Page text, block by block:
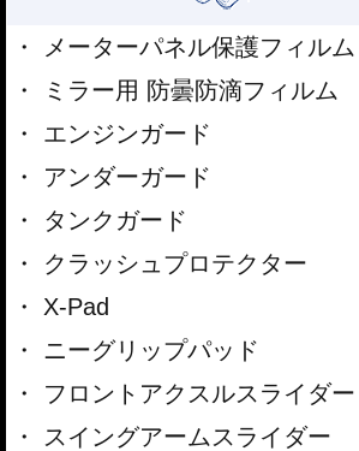
メーターパネル保護フィルム
ミラー用 防曇防滴フィルム
エンジンガード
アンダーガード
タンクガード
クラッシュプロテクター
X-Pad
ニーグリップパッド
フロントアクスルスライダー
スイングアームスライダー